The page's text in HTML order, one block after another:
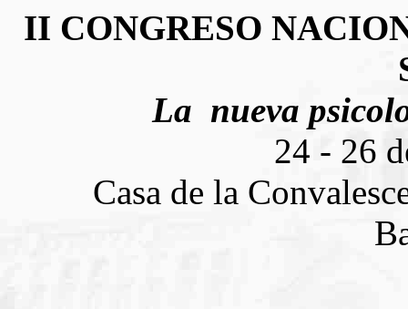
II CONGRESO
La nueva
24 - 26
Casa de la